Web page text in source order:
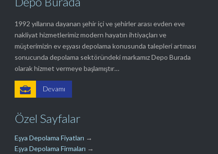
1992 yıllarına dayanan şehir içi ve şehirler arası evden eve
nakliyat hizmetlerimiz modern hayatın ihtiyaçları ve
müşterimizin ev eşyası depolama konusunda talepleri artması
sonucunda depolama sektöründeki markamız Depo Burada
olarak hizmet vermeye başlamıştır…
 Devamı
Özel Sayfalar
Eşya Depolama Fiyatları →
Eşya Depolama Firmaları →